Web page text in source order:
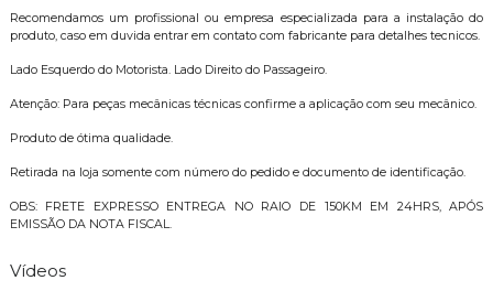
Recomendamos um profissional ou empresa especializada para a instalação do
produto, caso em duvida entrar em contato com fabricante para detalhes tecnicos.
Lado Esquerdo do Motorista. Lado Direito do Passageiro.
Atenção: Para peças mecânicas técnicas confirme a aplicação com seu mecânico.
Produto de ótima qualidade.
Retirada na loja somente com número do pedido e documento de identificação.
OBS: FRETE EXPRESSO ENTREGA NO RAIO DE 150KM EM 24HRS, APÓS
EMISSÃO DA NOTA FISCAL.
Vídeos